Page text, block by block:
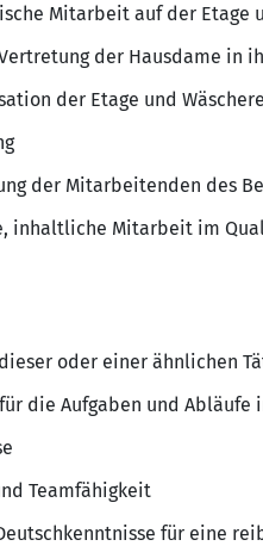
Mitarbeit auf der Etage
der Hausdame in
der Etage und
der Mitarbeitenden des
inhaltliche Mitarbeit im
oder einer ähnlichen
die Aufgaben und
Teamfähigkeit
für eine